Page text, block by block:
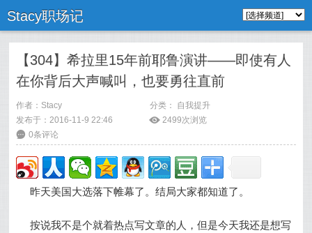
Stacy职场记
【304】希拉里15年前耶鲁演讲——即使有人
在你背后大声喊叫，也要勇往直前
作者： Stacy 分类： 自我提升
发布于：2016-11-9 22:46
ė 2499次浏览
6 0条评论
昨天美国大选落下帷幕了。结局大家都知道了。
按说我不是个就着热点写文章的人，但是今天我还是想写